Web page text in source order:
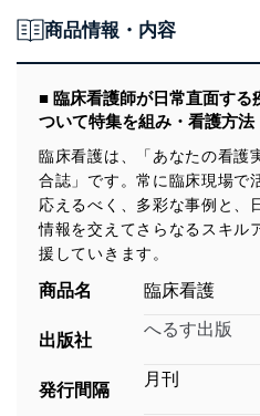
商品情報・内容
■ 臨床看護師が日常直面する
ついて特集を組み・看護方法
臨床看護は、「あなたの看護
合誌」です。常に臨床現場で
応えるべく、多彩な事例と、
情報を交えてさらなるスキル
援していきます。
商品名 臨床看護
出版社
へるす出版
発行間隔
月刊